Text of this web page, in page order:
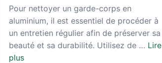
Pour nettoyer un garde-corps en
aluminium, il est essentiel de procéder à
un entretien régulier afin de préserver sa
beauté et sa durabilité. Utilisez de … Lire
plus